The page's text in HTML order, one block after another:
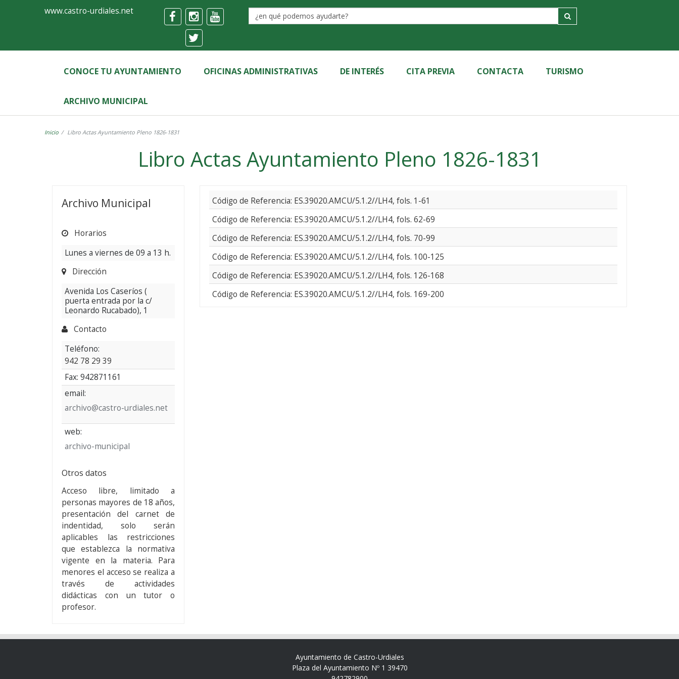
FormularioAyuntamiento
Castro-
Urdiales
www.castro-urdiales.net
CONOCE TU AYUNTAMIENTO OFICINAS ADMINISTRATIVAS DE INTERÉS CITA PREVIA CONTACTA TURISMO
ARCHIVO MUNICIPAL
Inicio Libro Actas Ayuntamiento Pleno 1826-1831
Libro Actas Ayuntamiento Pleno 1826-1831
Actas
1826-
1831
Archivo Municipal
Horarios
Lunes a viernes de 09 a 13 h.
Dirección
Avenida Los Caseríos (
puerta entrada por la c/
Leonardo Rucabado), 1
Contacto
Teléfono:
942 78 29 39
Fax: 942871161
email:
archivo@castro-urdiales.net
web:
archivo-municipal
Otros datos
Acceso libre, limitado a
personas mayores de 18 años,
presentación del carnet de
indentidad, solo serán
aplicables las restricciones
que establezca la normativa
vigente en la materia. Para
menores el acceso se realiza a
través de actividades
didácticas con un tutor o
profesor.
Código de Referencia: ES.39020.AMCU/5.1.2//LH4, fols. 1-61
Código de Referencia: ES.39020.AMCU/5.1.2//LH4, fols. 62-69
Código de Referencia: ES.39020.AMCU/5.1.2//LH4, fols. 70-99
Código de Referencia: ES.39020.AMCU/5.1.2//LH4, fols. 100-125
Código de Referencia: ES.39020.AMCU/5.1.2//LH4, fols. 126-168
Código de Referencia: ES.39020.AMCU/5.1.2//LH4, fols. 169-200
Ayuntamiento de Castro-Urdiales
Plaza del Ayuntamiento Nº 1 39470